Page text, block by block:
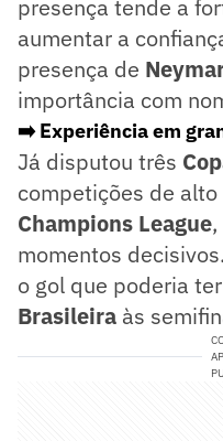
presença tende a
aumentar a
presença de
importância com
➡️ Experiência em
Já disputou três
competições de
Champions League
momentos
o gol que poderia
Brasileira às